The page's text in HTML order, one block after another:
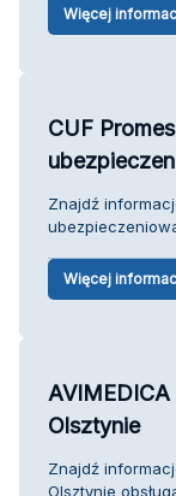
Więcej
CUF
Znajdź
Więcej
Olsztynie
Znajdź
Olsztynie